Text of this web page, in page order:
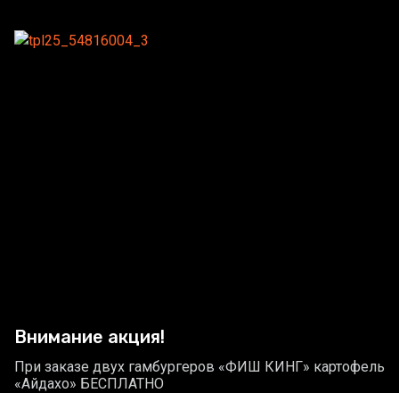
Внимание акция!
При заказе двух гамбургеров «ФИШ КИНГ» картофель
«Айдахо» БЕСПЛАТНО